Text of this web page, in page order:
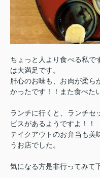
ちょっと人より食べる私で
は大満足です。
肝心のお味も、お肉が柔ら
かったです！！また食べた
ランチに行くと、ランチセ
ビスがあるようですよ！！
テイクアウトのお弁当も美
うお店でした。
気になる方是非行ってみて